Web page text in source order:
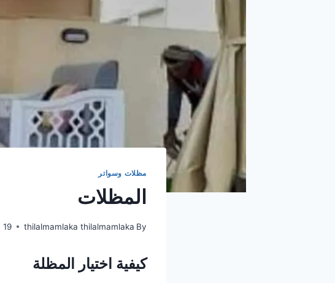
مظلات وسواتر
المظلات
By
thilalmamlaka thilalmamlaka 19 فبراير، 2023
كيفية اختيار المظلة